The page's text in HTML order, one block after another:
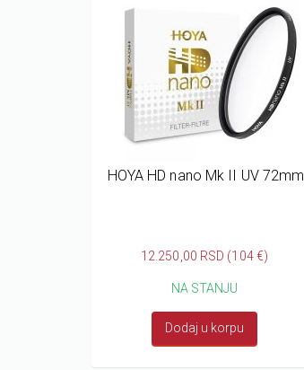
HOYA HD nano Mk II UV 72mm
12.250,00 RSD (104 €)
NA STANJU
Dodaj u korpu